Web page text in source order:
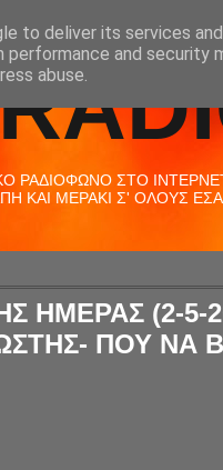
ΣΤΟ
ΚΑΙ ΜΕΡΑΚΙ Σ' ΟΛΟΥΣ
ΗΜΕΡΑΣ (2-5-
ΠΟΥ ΝΑ
to deliver its services
performance and
abuse.